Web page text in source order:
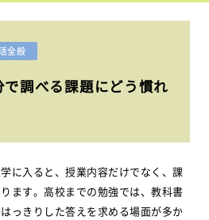
全般
調べる課題にどう慣れ
に入ると、授業内容だけでなく、課
ます。高校までの勉強では、教科書
っきりした答えを求める場面が多か